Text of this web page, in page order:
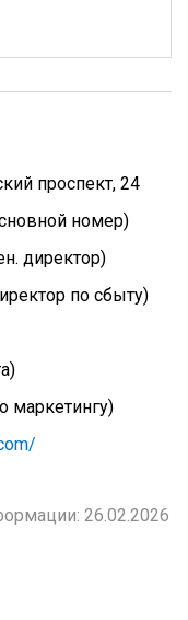
проспект, 24
номер)
директор)
по сбыту)
маркетингу)
26.02.2026